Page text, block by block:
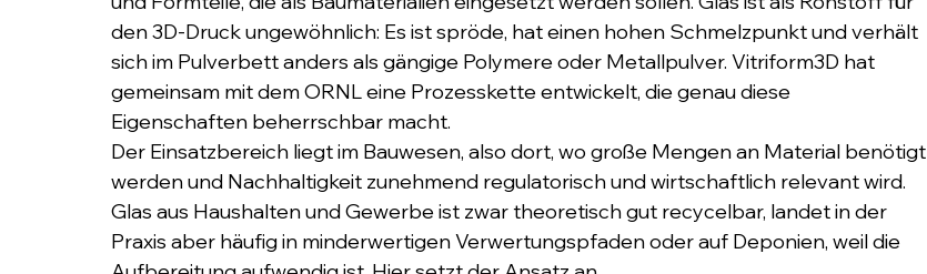
den 3D-Druck ungewöhnlich: Es ist spröde, hat einen hohen Schmelzpunkt und verhält
sich im Pulverbett anders als gängige Polymere oder Metallpulver. Vitriform3D hat
gemeinsam mit dem ORNL eine Prozesskette entwickelt, die genau diese
Eigenschaften beherrschbar macht.
Der Einsatzbereich liegt im Bauwesen, also dort, wo große Mengen an Material benötigt
werden und Nachhaltigkeit zunehmend regulatorisch und wirtschaftlich relevant wird.
Glas aus Haushalten und Gewerbe ist zwar theoretisch gut recycelbar, landet in der
Praxis aber häufig in minderwertigen Verwertungspfaden oder auf Deponien, weil die